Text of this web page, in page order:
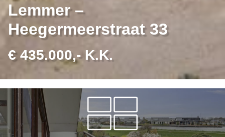
Lemmer –
Heegermeerstraat 33
€ 435.000,- K.K.